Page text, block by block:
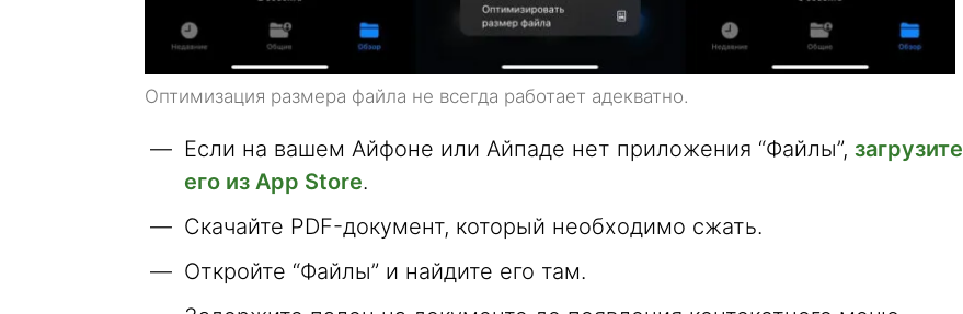
Оптимизация размера файла не всегда работает адекватно.
Если на вашем Айфоне или Айпаде нет приложения “Файлы”, загрузите
его из App Store.
Скачайте PDF-документ, который необходимо сжать.
Откройте “Файлы” и найдите его там.